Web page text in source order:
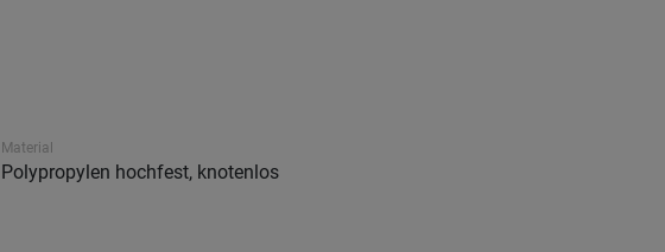
Material
Polypropylen hochfest, knotenlos